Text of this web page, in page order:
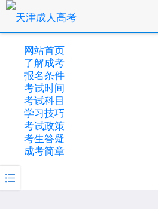
网站首页
了解成考
报名条件
考试时间
考试科目
学习技巧
考试政策
考生答疑
成考简章
